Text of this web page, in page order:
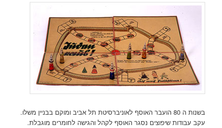
בשנות ה 80 הועבר האוסף לאוניברסיטת תל אביב ומוקם בבניין משלו.
עקב עבודות שיפוצים נסגר האוסף לקהל והגישה לחומרים מוגבלת.